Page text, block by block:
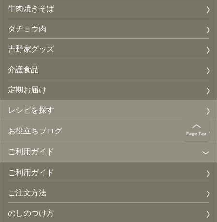
牛肉焼きそば
ダチョウ肉
吉野家グッズ
介護食品
定期お届け
レシピを探す
お役立ちブログ
ご利用ガイド
ご利用ガイド
ご注文方法
のしのつけ方